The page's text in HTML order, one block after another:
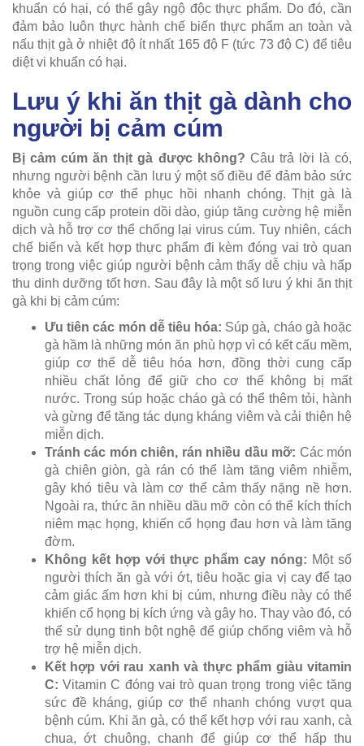
khuẩn có hại, có thể gây ngộ độc thực phẩm. Do đó, cần
đảm bảo luôn thực hành chế biến thực phẩm an toàn và
nấu thịt gà ở nhiệt độ ít nhất 165 độ F (tức 73 độ C) để tiêu
diệt vi khuẩn có hại.
Lưu ý khi ăn thịt gà dành cho
người bị cảm cúm
Bị cảm cúm ăn thịt gà được không? Câu trả lời là có,
nhưng người bệnh cần lưu ý một số điều để đảm bảo sức
khỏe và giúp cơ thể phục hồi nhanh chóng. Thịt gà là
nguồn cung cấp protein dồi dào, giúp tăng cường hệ miễn
dịch và hỗ trợ cơ thể chống lại virus cúm. Tuy nhiên, cách
chế biến và kết hợp thực phẩm đi kèm đóng vai trò quan
trọng trong việc giúp người bệnh cảm thấy dễ chịu và hấp
thu dinh dưỡng tốt hơn. Sau đây là một số lưu ý khi ăn thịt
gà khi bị cảm cúm:
Ưu tiên các món dễ tiêu hóa: Súp gà, cháo gà hoặc
gà hầm là những món ăn phù hợp vì có kết cấu mềm,
giúp cơ thể dễ tiêu hóa hơn, đồng thời cung cấp
nhiều chất lỏng để giữ cho cơ thể không bị mất
nước. Trong súp hoặc cháo gà có thể thêm tỏi, hành
và gừng để tăng tác dụng kháng viêm và cải thiện hệ
miễn dịch.
Tránh các món chiên, rán nhiều dầu mỡ: Các món
gà chiên giòn, gà rán có thể làm tăng viêm nhiễm,
gây khó tiêu và làm cơ thể cảm thấy nặng nề hơn.
Ngoài ra, thức ăn nhiều dầu mỡ còn có thể kích thích
niêm mạc họng, khiến cổ họng đau hơn và làm tăng
đờm.
Không kết hợp với thực phẩm cay nóng: Một số
người thích ăn gà với ớt, tiêu hoặc gia vị cay để tạo
cảm giác ấm hơn khi bị cúm, nhưng điều này có thể
khiến cổ họng bị kích ứng và gây ho. Thay vào đó, có
thể sử dụng tinh bột nghệ để giúp chống viêm và hỗ
trợ hệ miễn dịch.
Kết hợp với rau xanh và thực phẩm giàu vitamin
C:Vitamin C đóng vai trò quan trọng trong việc tăng
sức đề kháng, giúp cơ thể nhanh chóng vượt qua
bệnh cúm. Khi ăn gà, có thể kết hợp với rau xanh, cà
chua, ớt chuông, chanh để giúp cơ thể hấp thu